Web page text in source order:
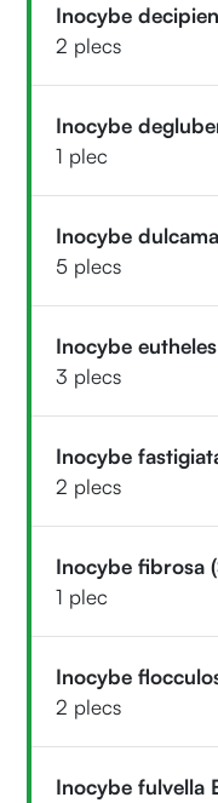
Inocybe
2 plecs
Inocybe
1 plec
Inocybe
5 plecs
Inocybe
3 plecs
Inocybe
2 plecs
Inocybe fibrosa
1 plec
Inocybe
2 plecs
Inocybe fulvella